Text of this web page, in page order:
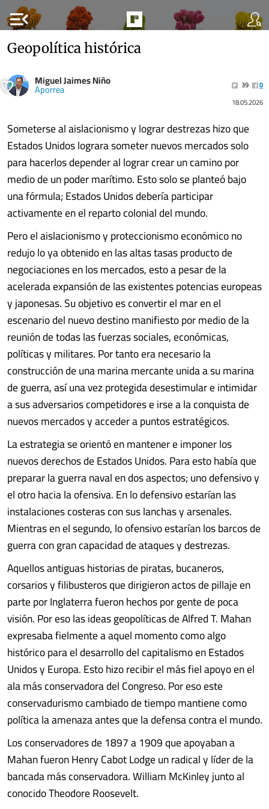
menu_open
Geopolítica histórica
Miguel Jaimes Niño
Aporrea 39
0
18.05.2026
Someterse al aislacionismo y lograr destrezas hizo que
Estados Unidos lograra someter nuevos mercados solo
para hacerlos depender al lograr crear un camino por
medio de un poder marítimo. Esto solo se planteó bajo
una fórmula; Estados Unidos debería participar
activamente en el reparto colonial del mundo.
Pero el aislacionismo y proteccionismo económico no
redujo lo ya obtenido en las altas tasas producto de
negociaciones en los mercados, esto a pesar de la
acelerada expansión de las existentes potencias europeas
y japonesas. Su objetivo es convertir el mar en el
escenario del nuevo destino manifiesto por medio de la
reunión de todas las fuerzas sociales, económicas,
políticas y militares. Por tanto era necesario la
construcción de una marina mercante unida a su marina
de guerra, así una vez protegida desestimular e intimidar
a sus adversarios competidores e irse a la conquista de
nuevos mercados y acceder a puntos estratégicos.
La estrategia se orientó en mantener e imponer los
nuevos derechos de Estados Unidos. Para esto había que
preparar la guerra naval en dos aspectos; uno defensivo y
el otro hacia la ofensiva. En lo defensivo estarían las
instalaciones costeras con sus lanchas y arsenales.
Mientras en el segundo, lo ofensivo estarían los barcos de
guerra con gran capacidad de ataques y destrezas.
Aquellos antiguas historias de piratas, bucaneros,
corsarios y filibusteros que dirigieron actos de pillaje en
parte por Inglaterra fueron hechos por gente de poca
visión. Por eso las ideas geopolíticas de Alfred T. Mahan
expresaba fielmente a aquel momento como algo
histórico para el desarrollo del capitalismo en Estados
Unidos y Europa. Esto hizo recibir el más fiel apoyo en el
ala más conservadora del Congreso. Por eso este
conservadurismo cambiado de tiempo mantiene como
política la amenaza antes que la defensa contra el mundo.
Los conservadores de 1897 a 1909 que apoyaban a
Mahan fueron Henry Cabot Lodge un radical y líder de la
bancada más conservadora. William McKinley junto al
conocido Theodore Roosevelt.